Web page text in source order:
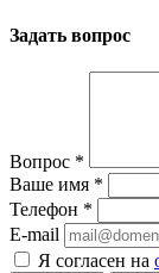
Задать вопрос
Вопрос *
Ваше имя *
Телефон *
E-mail
Я согласен на